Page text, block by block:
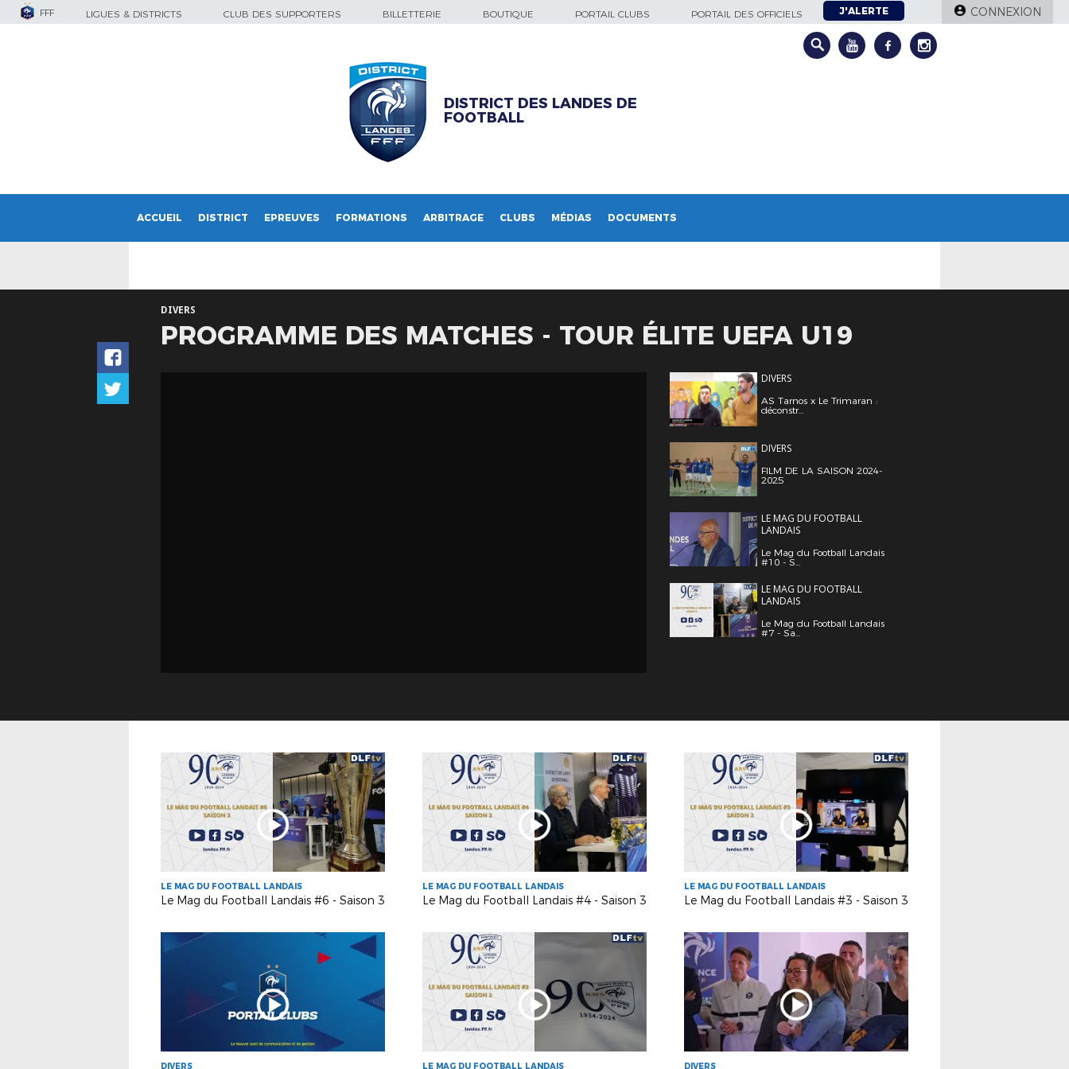
FFF LIGUES & DISTRICTS CLUB DES SUPPORTERS BILLETTERIE BOUTIQUE PORTAIL CLUBS PORTAIL DES OFFICIELS J'ALERTE CONNEXION
DISTRICT DES LANDES DE
FOOTBALL
ACCUEIL DISTRICT EPREUVES FORMATIONS ARBITRAGE CLUBS MÉDIAS DOCUMENTS
DIVERS
PROGRAMME DES MATCHES - TOUR ÉLITE UEFA U19
DIVERS
AS Tarnos x Le Trimaran :
déconstr...
DIVERS
FILM DE LA SAISON 2024-
2025
LE MAG DU FOOTBALL
LANDAIS
Le Mag du Football Landais
#10 - S...
LE MAG DU FOOTBALL
LANDAIS
Le Mag du Football Landais
#7 - Sa...
LE MAG DU FOOTBALL LANDAIS
Le Mag du Football Landais #6 - Saison 3
LE MAG DU FOOTBALL LANDAIS
Le Mag du Football Landais #4 - Saison 3
LE MAG DU FOOTBALL LANDAIS
Le Mag du Football Landais #3 - Saison 3
DIVERS LE MAG DU FOOTBALL LANDAIS DIVERS